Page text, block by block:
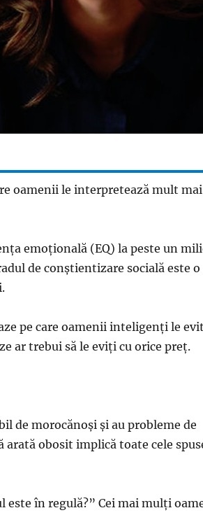
oamenii le interpretează mult
emoțională (EQ) la peste un
de conștientizare socială este
pe care oamenii inteligenți le
ar trebui să le eviți cu orice preț.
de morocănoși și au probleme de
arată obosit implică toate cele
este în regulă?” Cei mai mulți